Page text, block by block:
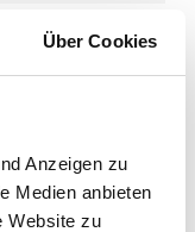
Über Cookies
Anzeigen zu
Medien anbieten
Website zu